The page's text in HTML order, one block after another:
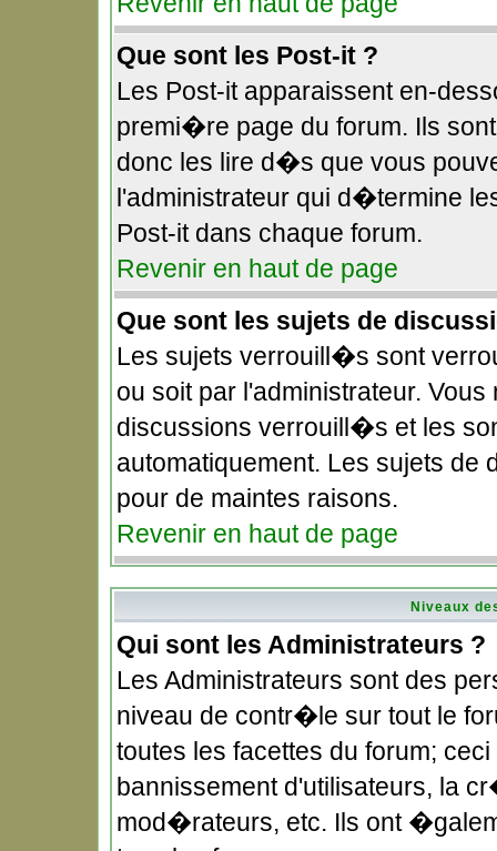
Que sont les Post-it ?
Les Post-it apparaissent en-
premi�re page du forum. Ils
donc les lire d�s que vous
l'administrateur qui d�termine
Post-it dans chaque forum.
Revenir en haut de page
Que sont les sujets de
Les sujets verrouill�s sont
ou soit par l'administrateur.
discussions verrouill�s et les
automatiquement. Les sujets
pour de maintes raisons.
Revenir en haut de page
Niveaux
Qui sont les Administrateurs ?
Les Administrateurs sont des
niveau de contr�le sur tout le
toutes les facettes du forum;
bannissement d'utilisateurs, la
mod�rateurs, etc. Ils ont